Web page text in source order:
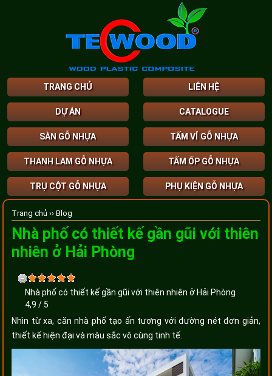
TRANG CHỦ LIÊN HỆ
DỰ ÁN CATALOGUE
SÀN GỖ NHỰA TẤM VỈ GỖ NHỰA
THANH LAM GỖ NHỰA TẤM ỐP GỖ NHỰA
TRỤ CỘT GỖ NHỰA PHỤ KIỆN GỖ NHỰA
Trang chủ ›› Blog
Nhà phố có thiết kế gần gũi với thiên
nhiên ở Hải Phòng
Nhà phố có thiết kế gần gũi với thiên nhiên ở Hải Phòng
4,9 / 5
Nhìn từ xa, căn nhà phố tạo ấn tượng với đường nét đơn giản,
thiết kế hiện đại và màu sắc vô cùng tinh tế.